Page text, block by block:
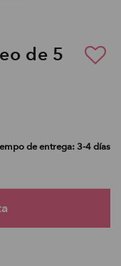
de 5
de entrega: 3-4 días